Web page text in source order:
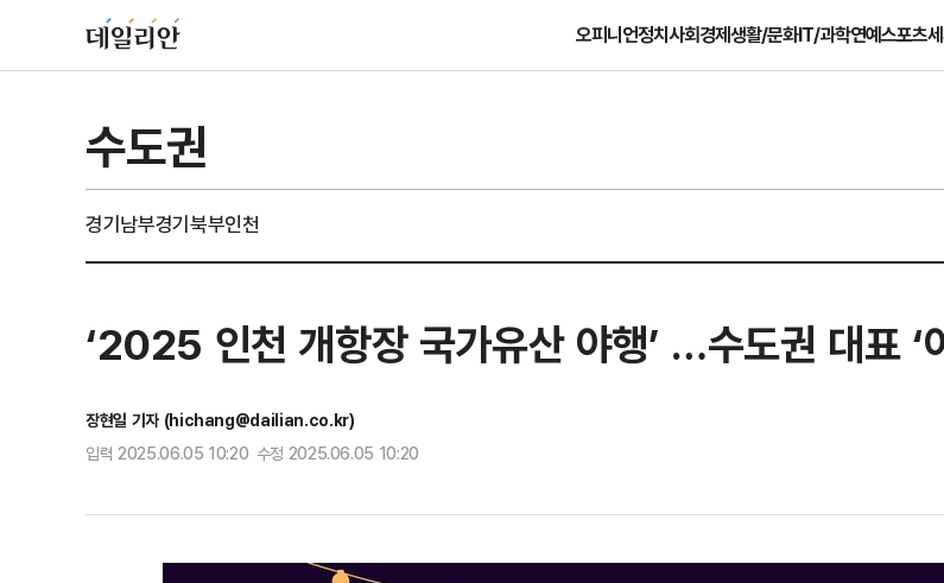
오피니언정치사회경제생활/문화IT/과학연예스포츠
수도권
경기남부경기북부인천
‘2025 인천 개항장 국가유산 야행’ …수도권 대표 ‘
장현일 기자 (hichang@dailian.co.kr)
입력 2025.06.05 10:20 수정 2025.06.05 10:20